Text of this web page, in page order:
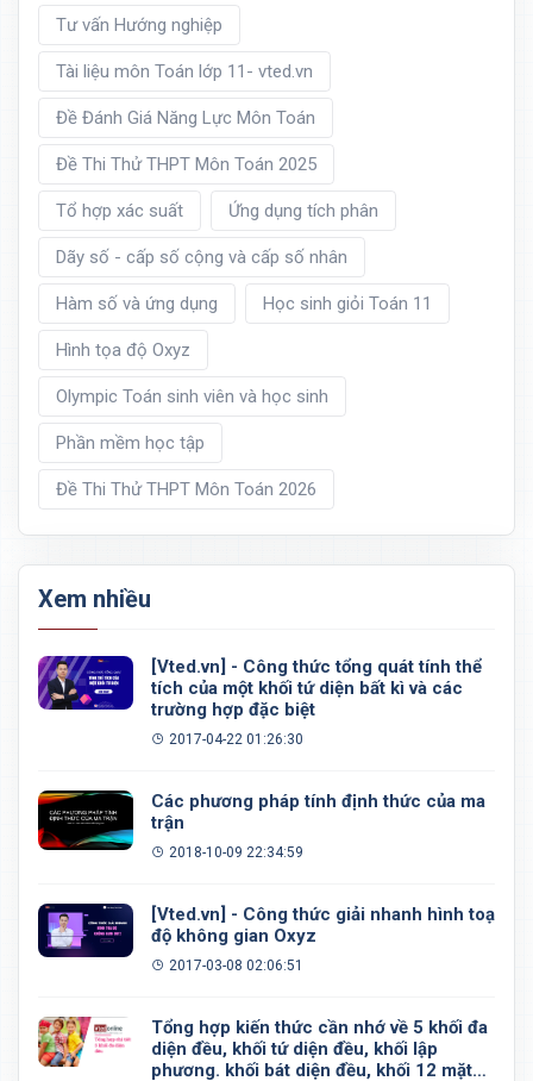
Tư vấn Hướng nghiệp
Tài liệu môn Toán lớp 11- vted.vn
Đề Đánh Giá Năng Lực Môn Toán
Đề Thi Thử THPT Môn Toán 2025
Tổ hợp xác suất Ứng dụng tích phân
Dãy số - cấp số cộng và cấp số nhân
Hàm số và ứng dụng Học sinh giỏi Toán 11
Hình tọa độ Oxyz
Olympic Toán sinh viên và học sinh
Phần mềm học tập
Đề Thi Thử THPT Môn Toán 2026
Xem nhiều
[Vted.vn] - Công thức tổng quát tính thể
tích của một khối tứ diện bất kì và các
trường hợp đặc biệt
2017-04-22 01:26:30
Các phương pháp tính định thức của ma
trận
2018-10-09 22:34:59
[Vted.vn] - Công thức giải nhanh hình toạ
độ không gian Oxyz
2017-03-08 02:06:51
Tổng hợp kiến thức cần nhớ về 5 khối đa
diện đều, khối tứ diện đều, khối lập
phương. khối bát diện đều, khối 12 mặt